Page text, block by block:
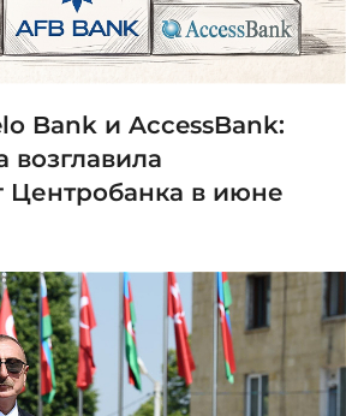
Bank и AccessBank:
возглавила
Центробанка в июне